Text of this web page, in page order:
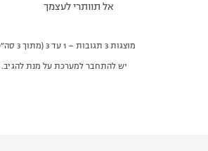
אל תוותרי לעצמך
מוצגות 3 תגובות – 1 עד 3 (מתוך 3 סה״כ)
יש להתחבר למערכת על מנת להגיב.